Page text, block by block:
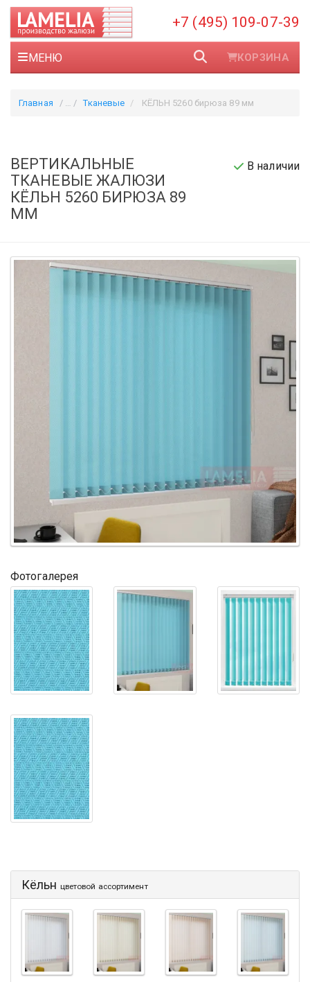
+7 (495) 109-07-39
МЕНЮ КОРЗИНА
Главная Тканевые КЁЛЬН 5260 бирюза 89 мм
ВЕРТИКАЛЬНЫЕ
ТКАНЕВЫЕ ЖАЛЮЗИ
КЁЛЬН 5260 БИРЮЗА 89
ММ
В наличии
Фотогалерея
Кёльн цветовой ассортимент